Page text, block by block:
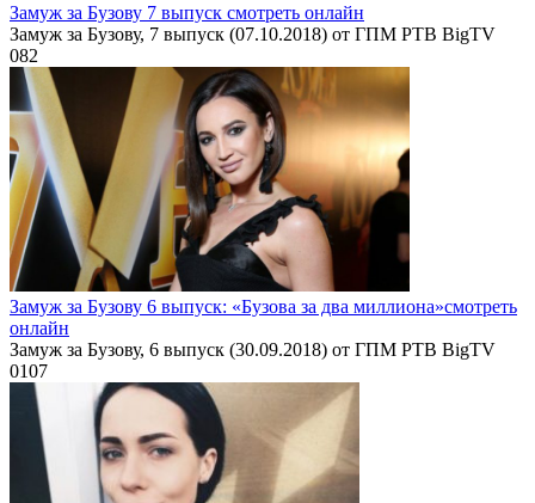
Замуж за Бузову 7 выпуск смотреть онлайн
Замуж за Бузову, 7 выпуск (07.10.2018) от ГПМ РТВ BigTV
082
Замуж за Бузову 6 выпуск: «Бузова за два миллиона»смотреть
онлайн
Замуж за Бузову, 6 выпуск (30.09.2018) от ГПМ РТВ BigTV
0107